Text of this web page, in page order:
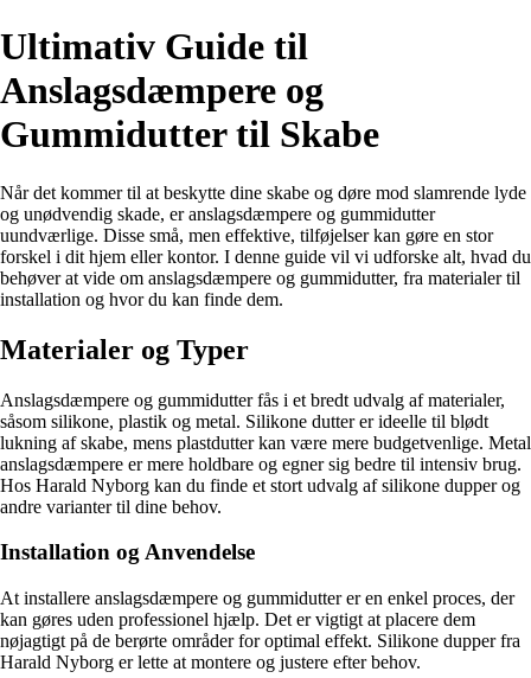
Ultimativ Guide til
Anslagsdæmpere og
Gummidutter til Skabe
Når det kommer til at beskytte dine skabe og døre mod slamrende lyde
og unødvendig skade, er anslagsdæmpere og gummidutter
uundværlige. Disse små, men effektive, tilføjelser kan gøre en stor
forskel i dit hjem eller kontor. I denne guide vil vi udforske alt, hvad du
behøver at vide om anslagsdæmpere og gummidutter, fra materialer til
installation og hvor du kan finde dem.
Materialer og Typer
Anslagsdæmpere og gummidutter fås i et bredt udvalg af materialer,
såsom silikone, plastik og metal. Silikone dutter er ideelle til blødt
lukning af skabe, mens plastdutter kan være mere budgetvenlige. Metal
anslagsdæmpere er mere holdbare og egner sig bedre til intensiv brug.
Hos Harald Nyborg kan du finde et stort udvalg af silikone dupper og
andre varianter til dine behov.
Installation og Anvendelse
At installere anslagsdæmpere og gummidutter er en enkel proces, der
kan gøres uden professionel hjælp. Det er vigtigt at placere dem
nøjagtigt på de berørte områder for optimal effekt. Silikone dupper fra
Harald Nyborg er lette at montere og justere efter behov.